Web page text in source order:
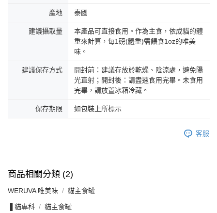
產地 泰國
建議攝取量
本產品可直接食用。作為主食，依成貓的體
重來計算，每1磅(體重)需餵食1oz的唯美
味。
建議保存方式
開封前：建議存放於乾燥、陰涼處，避免陽
光直射；開封後：請盡速食用完畢。未食用
完畢，請放置冰箱冷藏。
保存期限 如包裝上所標示
客服
商品相關分類 (2)
WERUVA 唯美味 貓主食罐
▐ 貓專科 貓主食罐